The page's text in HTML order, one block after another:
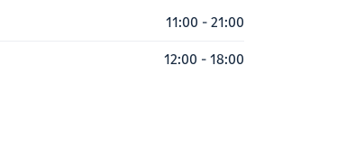
11:00 - 21:00
12:00 - 18:00